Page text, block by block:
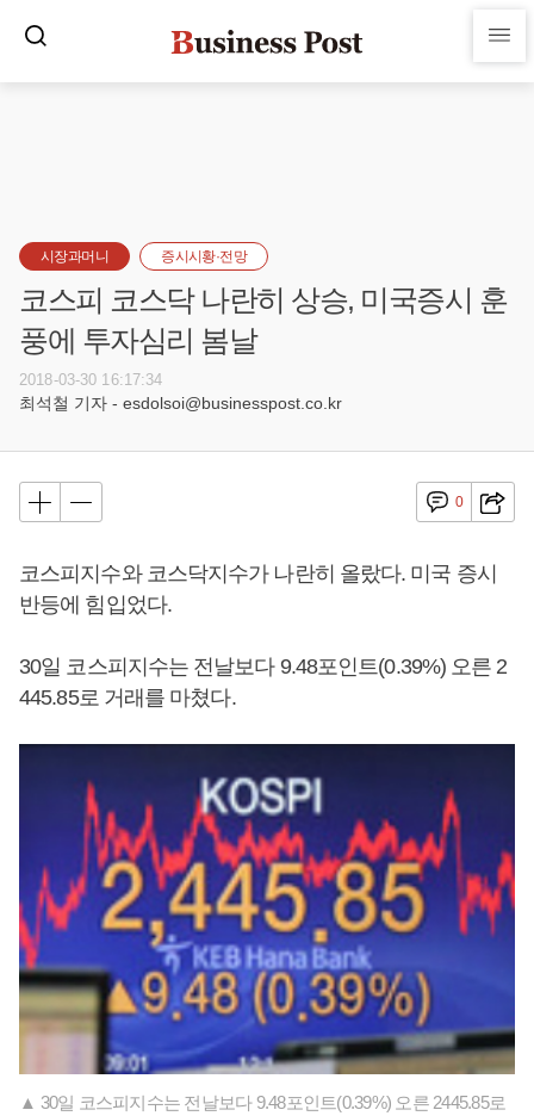
시장과머니 증시시황·전망
코스피 코스닥 나란히 상승, 미국증시 훈
풍에 투자심리 봄날
2018-03-30 16:17:34
최석철 기자 - esdolsoi@businesspost.co.kr
0
코스피지수와 코스닥지수가 나란히 올랐다. 미국 증시
반등에 힘입었다.
30일 코스피지수는 전날보다 9.48포인트(0.39%) 오른 2
445.85로 거래를 마쳤다.
▲ 30일 코스피지수는 전날보다 9.48포인트(0.39%) 오른 2445.85로